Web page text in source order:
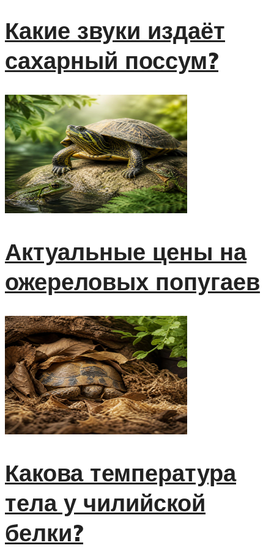
Какие звуки издаёт
сахарный поссум?
Актуальные цены на
ожереловых попугаев
Какова температура
тела у чилийской
белки?